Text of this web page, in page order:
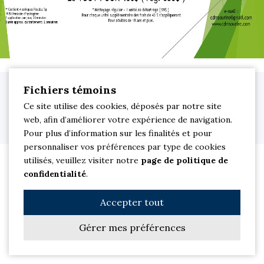
Clinique dentaire M Sourire. Dentiste à Saint-Jean-sur-Richelieu © 2026
Tous droits réservés.
Site Web par
Les Solutions PowerSurfer
| Membre du réseau
jetrouvemondentiste
Politique de confidentialité
Fichiers témoins
Ce site utilise des cookies, déposés par notre site
web, afin d’améliorer votre expérience de navigation.
Pour plus d’information sur les finalités et pour
personnaliser vos préférences par type de cookies
utilisés, veuillez visiter notre page de politique de
confidentialité.
Accepter tout
Gérer mes préférences